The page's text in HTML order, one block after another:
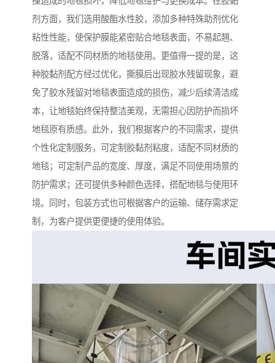
剂方面，我们选用酸酯水性胶，添加多种特殊助剂优化
粘性性能，使保护膜能紧密贴合地毯表面，不易起翘、
脱落，适配不同材质的地毯使用。更值得一提的是，这
种胶黏剂配方经过优化，撕膜后出现胶水残留现象，避
免了胶水残留对地毯表面造成的损伤，减少后续清洁成
本，让地毯始终保持整洁美观，无需担心因防护而损坏
地毯原有质感。此外，我们根据客户的不同需求，提供
个性化定制服务，可定制胶黏剂粘度，适配不同材质的
地毯；可定制产品的宽度、厚度，满足不同使用场景的
防护需求；还可提供多种颜色选择，搭配地毯与使用环
境。同时，包装方式也可根据客户的运输、储存需求定
制，为客户提供更便捷的使用体验。